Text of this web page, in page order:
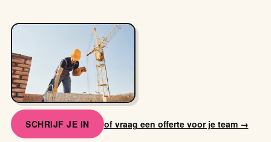
SCHRIJF JE IN of vraag een offerte voor je team →